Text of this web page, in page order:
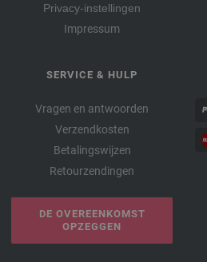
Privacy-instellingen
Impressum
SERVICE & HULP
Vragen en antwoorden
Verzendkosten
Betalingswijzen
Retourzendingen
DE OVEREENKOMST
OPZEGGEN